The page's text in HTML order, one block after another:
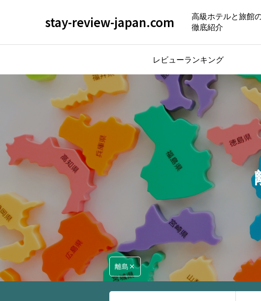
stay-review-japan.com
高級ホテルと旅館
徹底紹介
レビューランキング
離島